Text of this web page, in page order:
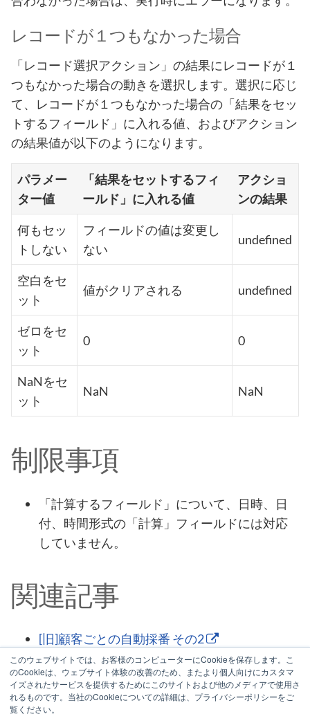
このウェブサイトでは、お客様のコンピューターにCookieを保存します。こ
のCookieは、ウェブサイト体験の改善のため、またより個人向けにカスタマ
イズされたサービスを提供するためにこのサイトおよび他のメディアで使用さ
れるものです。当社のCookieについての詳細は、プライバシーポリシーをご
覧ください。
レコードが１つもなかった場合
「レコード選択アクション」の結果にレコードが１
つもなかった場合の動きを選択します。選択に応じ
て、レコードが１つもなかった場合の「結果をセッ
トするフィールド」に入れる値、およびアクション
の結果値が以下のようになります。
パラメー
ター値
「結果をセットするフィ
ールド」に入れる値
アクショ
ンの結果
何もセッ
トしない
フィールドの値は変更し
ない
undefined
空白をセ
ット
値がクリアされる undefined
ゼロをセ
ット
0 0
NaNをセ
ット
NaN NaN
制限事項
「計算するフィールド」について、日時、日
付、時間形式の「計算」フィールドには対応
していません。
関連記事
[旧]顧客ごとの自動採番 その2
○営業日後の日付を取得
レコード中（またはテーブル内）で最大のフ
ィールド値を取得することはできますか？
複数の日付フィールドの最大値を取得する